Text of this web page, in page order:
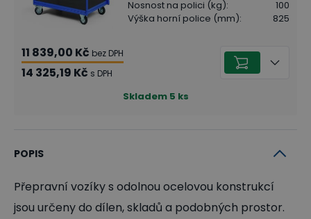
Nosnost na polici (kg):
100
Výška horní police (mm): 825
11 839,00 Kč bez DPH
14 325,19 Kč s DPH
Skladem 5 ks
POPIS
Přepravní vozíky s odolnou ocelovou konstrukcí
jsou určeny do dílen, skladů a podobných prostor.